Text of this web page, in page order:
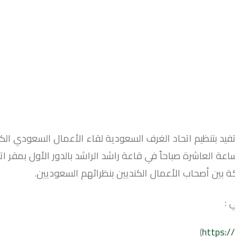
بتنظيم اتحاد الغرف السعودية لقاء الأعمال السعودي
١٢ فبراير ٢٠٢٦م عند الساعة العاشرة صباحاً في قاعة راشد الراشد
بين أصحاب الأعمال الكنديين بنظرائهم السعوديين.
:
)